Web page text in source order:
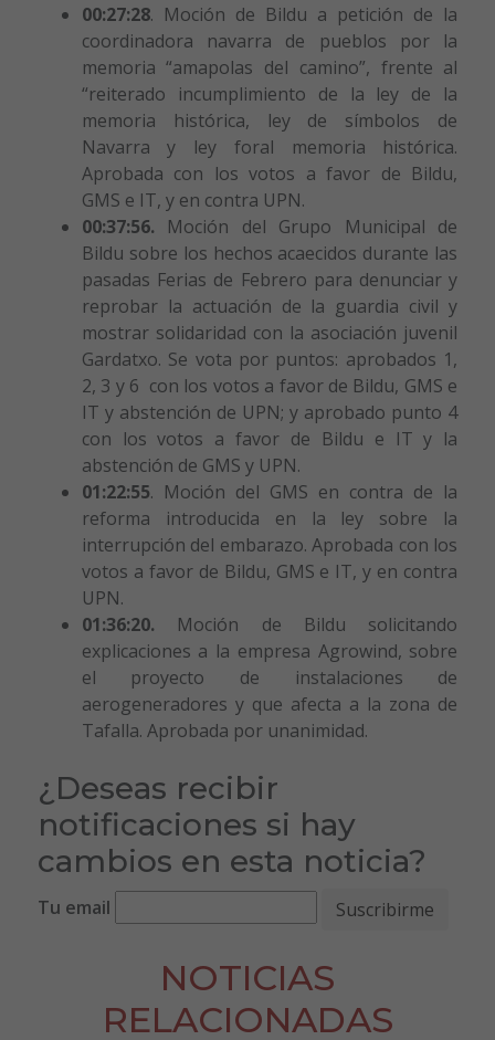
00:27:28. Moción de Bildu a petición de la
coordinadora navarra de pueblos por la
memoria “amapolas del camino”, frente al
“reiterado incumplimiento de la ley de la
memoria histórica, ley de símbolos de
Navarra y ley foral memoria histórica.
Aprobada con los votos a favor de Bildu,
GMS e IT, y en contra UPN.
00:37:56. Moción del Grupo Municipal de
Bildu sobre los hechos acaecidos durante las
pasadas Ferias de Febrero para denunciar y
reprobar la actuación de la guardia civil y
mostrar solidaridad con la asociación juvenil
Gardatxo. Se vota por puntos: aprobados 1,
2, 3 y 6 con los votos a favor de Bildu, GMS e
IT y abstención de UPN; y aprobado punto 4
con los votos a favor de Bildu e IT y la
abstención de GMS y UPN.
01:22:55. Moción del GMS en contra de la
reforma introducida en la ley sobre la
interrupción del embarazo. Aprobada con los
votos a favor de Bildu, GMS e IT, y en contra
UPN.
01:36:20. Moción de Bildu solicitando
explicaciones a la empresa Agrowind, sobre
el proyecto de instalaciones de
aerogeneradores y que afecta a la zona de
Tafalla. Aprobada por unanimidad.
¿Deseas recibir
notificaciones si hay
cambios en esta noticia?
Tu email
NOTICIAS
RELACIONADAS